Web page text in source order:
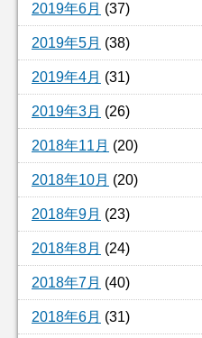
2019年6月 (37)
2019年5月 (38)
2019年4月 (31)
2019年3月 (26)
2018年11月 (20)
2018年10月 (20)
2018年9月 (23)
2018年8月 (24)
2018年7月 (40)
2018年6月 (31)